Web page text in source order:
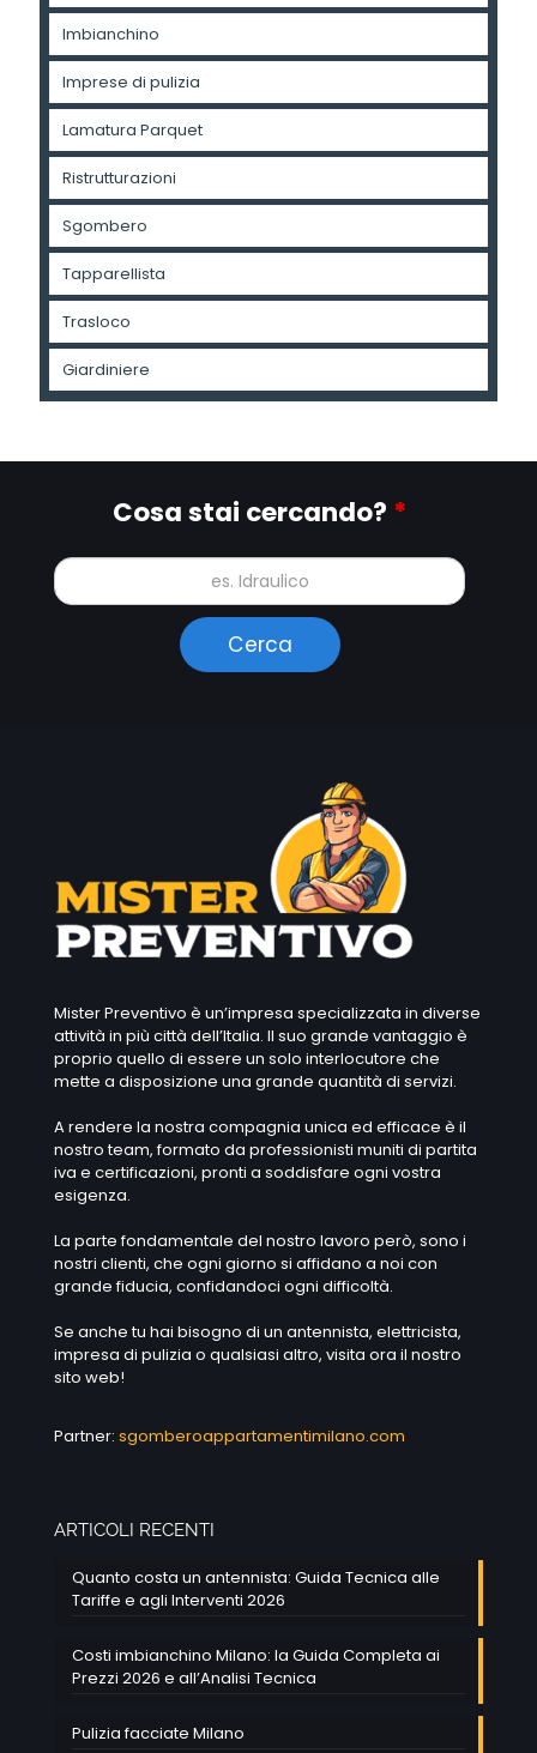
Imbianchino
Imprese di pulizia
Lamatura Parquet
Ristrutturazioni
Sgombero
Tapparellista
Trasloco
Giardiniere
Cosa stai cercando? *
Mister Preventivo è un’impresa specializzata in diverse
attività in più città dell’Italia. Il suo grande vantaggio è
proprio quello di essere un solo interlocutore che
mette a disposizione una grande quantità di servizi.
A rendere la nostra compagnia unica ed efficace è il
nostro team, formato da professionisti muniti di partita
iva e certificazioni, pronti a soddisfare ogni vostra
esigenza.
La parte fondamentale del nostro lavoro però, sono i
nostri clienti, che ogni giorno si affidano a noi con
grande fiducia, confidandoci ogni difficoltà.
Se anche tu hai bisogno di un antennista, elettricista,
impresa di pulizia o qualsiasi altro, visita ora il nostro
sito web!
Partner: sgomberoappartamentimilano.com
ARTICOLI RECENTI
Quanto costa un antennista: Guida Tecnica alle
Tariffe e agli Interventi 2026
Costi imbianchino Milano: la Guida Completa ai
Prezzi 2026 e all’Analisi Tecnica
Pulizia facciate Milano